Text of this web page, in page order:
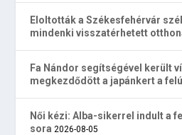
Eloltották a Székesfehérvár
mindenki visszatérhetett
Fa Nándor segítségével került
megkezdődött a japánkert a
Női kézi: Alba-sikerrel indult a
sora 2026-08-05